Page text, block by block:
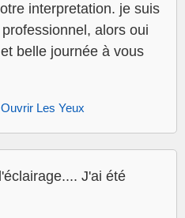
interpretation. je suis
alors oui
belle journée à vous
Les Yeux
J'ai été